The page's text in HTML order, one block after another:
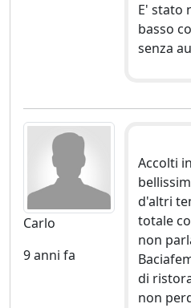
E' stato
basso
senza
Carlo
9 anni fa
Accolti
d'altri
totale
non
di
non